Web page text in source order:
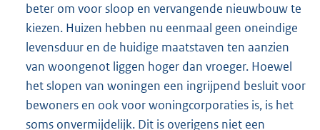
beter om voor sloop en vervangende nieuwbouw te
kiezen. Huizen hebben nu eenmaal geen oneindige
levensduur en de huidige maatstaven ten aanzien
van woongenot liggen hoger dan vroeger. Hoewel
het slopen van woningen een ingrijpend besluit voor
bewoners en ook voor woningcorporaties is, is het
soms onvermijdelijk. Dit is overigens niet een